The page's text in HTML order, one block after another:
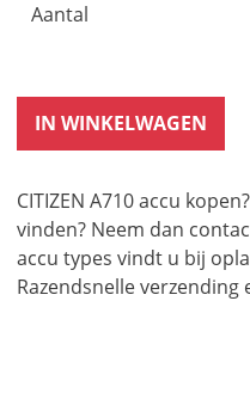
Aantal
IN WINKELWAGEN
CITIZEN A710 accu
vinden? Neem dan
accu types vindt u bij
Razendsnelle verzending